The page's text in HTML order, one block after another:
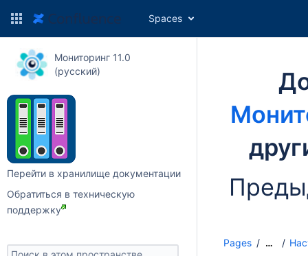
Spaces
Мониторинг 11.0
(русский)
Перейти в хранилище документации
Обратиться в техническую
поддержку
Pages …